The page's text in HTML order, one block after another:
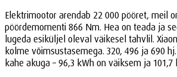
Elektrimootor arendab 22 000 pööret, meil
pöördemomenti 866 Nm. Hea on teada ja
lugeda esiküljel oleval väikesel tahvlil.
kolme võimsustasemega. 320, 496 ja 690
kahe akuga – 96,3 kWh on väiksem ja 101,7